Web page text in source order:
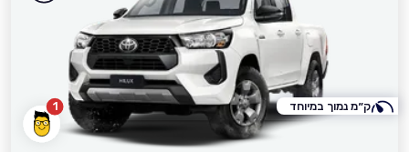
1 ק״מ נמוך במיוחד